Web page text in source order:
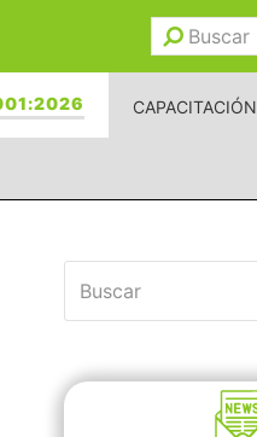
Buscar
CAPACITACIÓN